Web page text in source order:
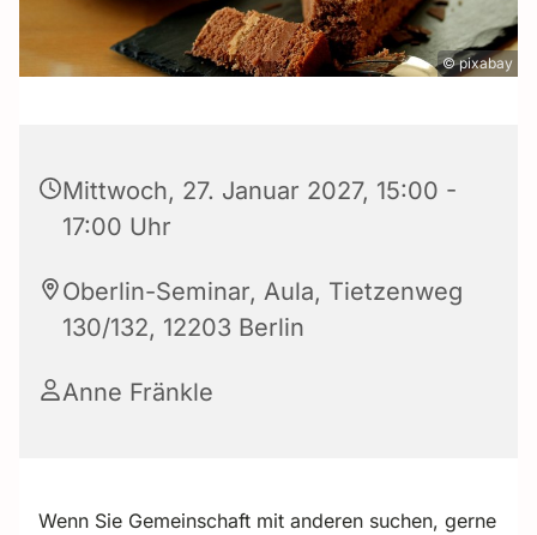
© pixabay
Mittwoch, 27. Januar 2027, 15:00 -
17:00 Uhr
Oberlin-Seminar, Aula, Tietzenweg
130/132, 12203 Berlin
Anne Fränkle
Wenn Sie Gemeinschaft mit anderen suchen, gerne